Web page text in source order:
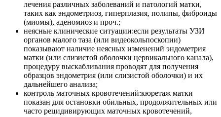
лечения различных заболеваний и патологий матки,
таких как эндометриоз, гиперплазия, полипы, фиброиды
(миомы), аденомиоз и проч.;
неясные клинические ситуации:если результаты УЗИ
органов малого таза (или видеокольпоскопии)
показывают наличие неясных изменений эндометрия
матки (или слизистой оболочки цервикального канала),
процедуру выскабливания проводят для получения
образцов эндометрия (или слизистой оболочки) и их
дальнейшего анализа;
контроль маточных кровотечений:кюретаж матки
показан для остановки обильных, продолжительных или
часто рецидивирующих маточных кровотечений,